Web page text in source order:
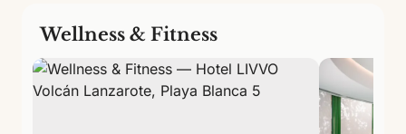
Wellness & Fitness